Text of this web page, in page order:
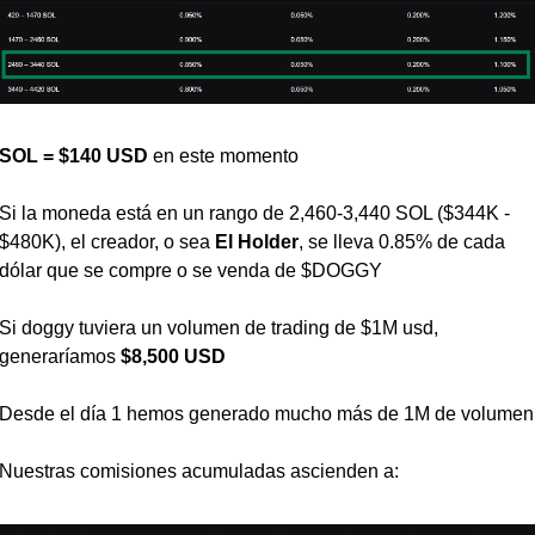
= $140 USD en este momento
la moneda está en un rango de 2,460-3,440 SOL ($344K -
el creador, o sea El Holder, se lleva 0.85% de cada
que se compre o se venda de $DOGGY
doggy tuviera un volumen de trading de $1M usd,
$8,500 USD
el día 1 hemos generado mucho más de 1M de volumen
comisiones acumuladas ascienden a: